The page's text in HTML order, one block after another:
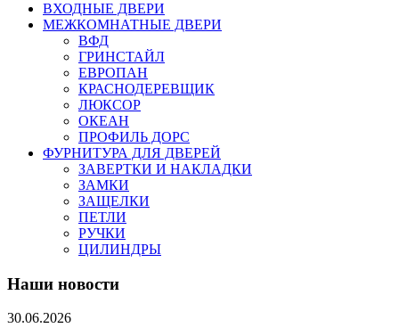
ВХОДНЫЕ ДВЕРИ
МЕЖКОМНАТНЫЕ ДВЕРИ
ВФД
ГРИНСТАЙЛ
ЕВРОПАН
КРАСНОДЕРЕВЩИК
ЛЮКСОР
ОКЕАН
ПРОФИЛЬ ДОРС
ФУРНИТУРА ДЛЯ ДВЕРЕЙ
ЗАВЕРТКИ И НАКЛАДКИ
ЗАМКИ
ЗАЩЕЛКИ
ПЕТЛИ
РУЧКИ
ЦИЛИНДРЫ
Наши новости
30.06.2026